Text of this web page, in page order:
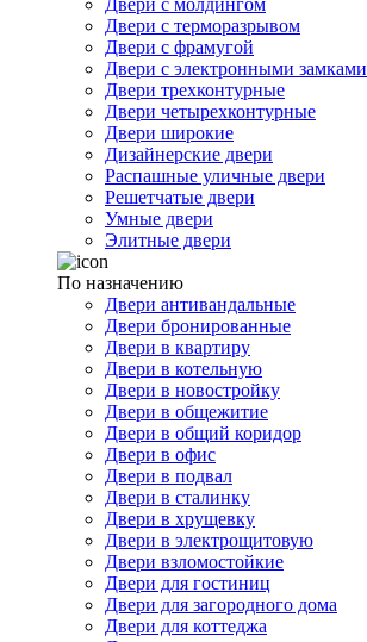
Двери с молдингом
Двери с терморазрывом
Двери с фрамугой
Двери с электронными замками
Двери трехконтурные
Двери четырехконтурные
Двери широкие
Дизайнерские двери
Распашные уличные двери
Решетчатые двери
Умные двери
Элитные двери
По назначению
Двери антивандальные
Двери бронированные
Двери в квартиру
Двери в котельную
Двери в новостройку
Двери в общежитие
Двери в общий коридор
Двери в офис
Двери в подвал
Двери в сталинку
Двери в хрущевку
Двери в электрощитовую
Двери взломостойкие
Двери для гостиниц
Двери для загородного дома
Двери для коттеджа